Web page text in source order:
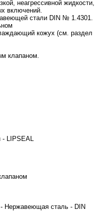
неагрессивной жидкости,
включений.
стали DIN № 1.4301.
кожух (см. раздел
клапаном.
- LIPSEAL
- Нержавеющая сталь - DIN